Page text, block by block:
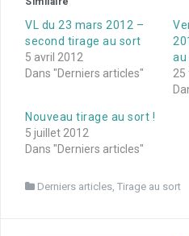
VL du 23 mars 2012 –
second tirage au sort
5 avril 2012
Dans "Derniers articles"
au
25
Nouveau tirage au sort !
5 juillet 2012
Dans "Derniers articles"
Derniers articles Tirage au sort